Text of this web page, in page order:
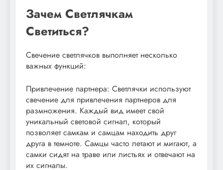
Зачем Светлячкам
Светиться?
Свечение светлячков выполняет несколько
важных функций:
Привлечение партнера: Светлячки используют
свечение для привлечения партнеров для
размножения. Каждый вид имеет свой
уникальный световой сигнал, который
позволяет самкам и самцам находить друг
друга в темноте. Самцы часто летают и мигают, а
самки сидят на траве или листьях и отвечают на
их сигналы.